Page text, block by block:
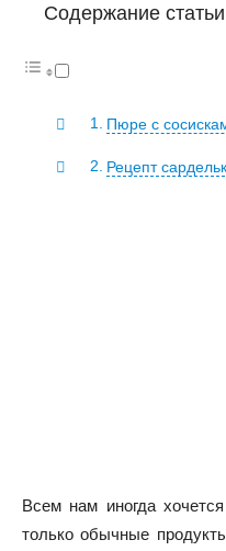
Содержание статьи
Пюре с
Рецепт
Всем нам иногда
только обычные